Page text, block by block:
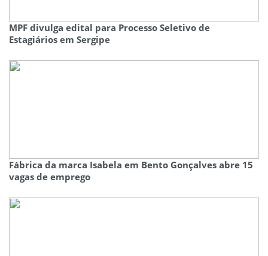
MPF divulga edital para Processo Seletivo de
Estagiários em Sergipe
Fábrica da marca Isabela em Bento Gonçalves abre 15
vagas de emprego